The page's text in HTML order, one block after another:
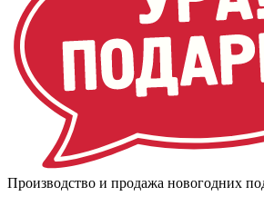
Производство и продажа новогодних